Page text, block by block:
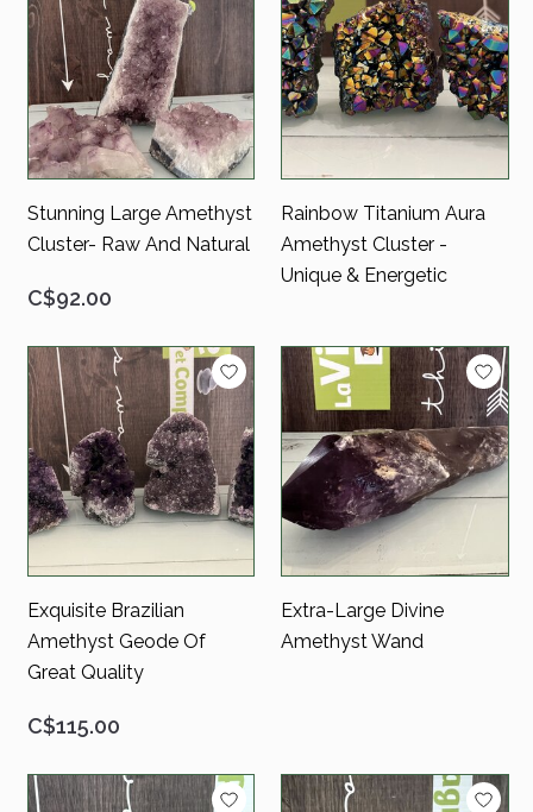
C$92.00
Stunning Large Amethyst
Cluster- Raw And Natural
Rainbow Titanium Aura
Amethyst Cluster -
Unique & Energetic
C$115.00
Exquisite Brazilian
Amethyst Geode Of
Great Quality
Extra-Large Divine
Amethyst Wand